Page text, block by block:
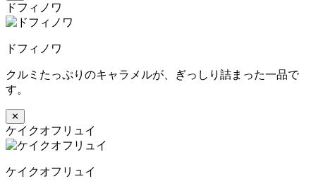
ドフィノワ
ドフィノワ
クルミたっぷりのキャラメルが、ぎっしり詰まった一品で
す。
✕
ケイクオフリュイ
ケイクオフリュイ